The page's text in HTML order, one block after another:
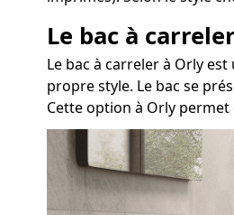
Le bac à
Le bac à carreler à Orly
propre style. Le bac se
Cette option à Orly